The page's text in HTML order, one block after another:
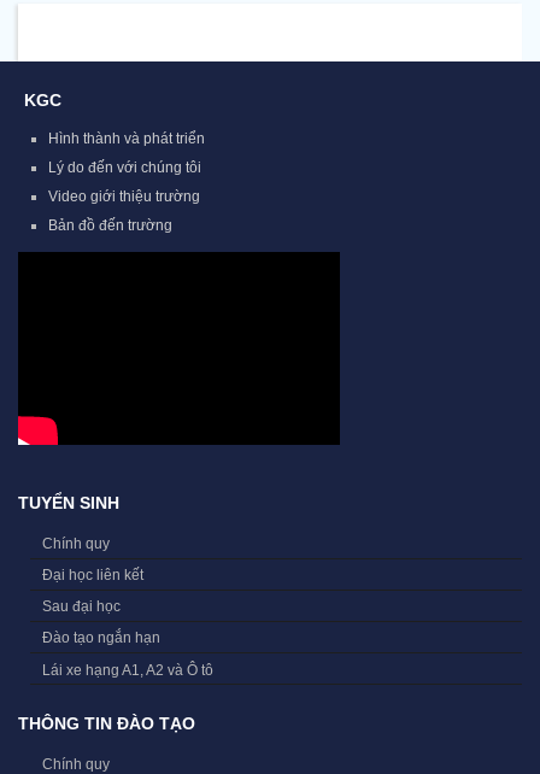
KGC
Hình thành và phát triển
Lý do đến với chúng tôi
Video giới thiệu trường
Bản đồ đến trường
TUYỂN SINH
Chính quy
Đại học liên kết
Sau đại học
Đào tạo ngắn hạn
Lái xe hạng A1, A2 và Ô tô
THÔNG TIN ĐÀO TẠO
Chính quy